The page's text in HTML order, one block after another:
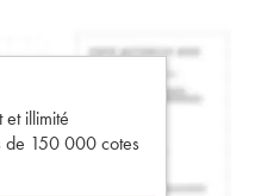
et illimité
de 150 000 cotes